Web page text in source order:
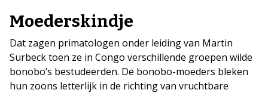
Moederskindje
Dat zagen primatologen onder leiding van Martin
Surbeck toen ze in Congo verschillende groepen wilde
bonobo’s bestudeerden. De bonobo-moeders bleken
hun zoons letterlijk in de richting van vruchtbare